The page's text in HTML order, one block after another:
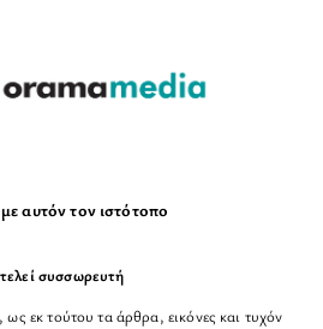
αυτόν τον ιστότοπο
συσσωρευτή
εκ τούτου τα άρθρα, εικόνες και τυχόν